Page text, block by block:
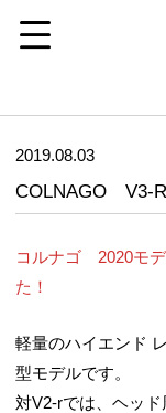
2019.08.03
COLNAGO V3-
コルナゴ 2020モ
た！
軽量のハイエンド
型モデルです。
対V2-rでは、ヘッ